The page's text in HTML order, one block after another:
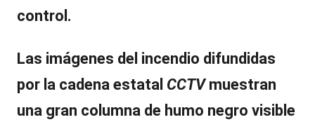
control.
Las imágenes del incendio difundidas
por la cadena estatal CCTVmuestran
una gran columna de humo negro visible